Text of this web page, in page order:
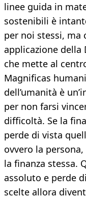
linee guida in
sostenibili è
per noi stessi, ma
applicazione della
che mette al
Magnificas
dell’umanità è
per non farsi
difficoltà. Se la
perde di vista
ovvero la
la finanza stessa.
assoluto e perde
scelte allora